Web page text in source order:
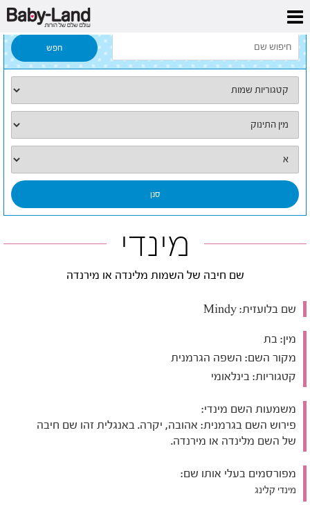
דף הבית
מינדי
שם חיבה של השמות מלינדה או מירנדה
שם בלועזית:
מין: בת
מקור השם: השפה הגרמנית
קטגוריות: בינלאומי
משמעות השם מינדי:
פירוש השם בגרמנית: אהובה, יקרה. באנגלית זהו שם חיבה
של השם מלינדה או מירנדה.
מפורסמים בעלי אותו שם:
מינדי קלינג